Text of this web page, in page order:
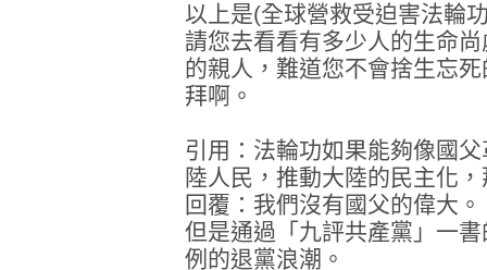
以上是(全球營救受迫害法輪
請您去看看有多少人的生命
的親人，難道您不會捨生忘
拜啊。
引用：法輪功如果能夠像國
陸人民，推動大陸的民主化
回覆：我們沒有國父的偉大。
但是通過「九評共產黨」一
例的退黨浪潮。